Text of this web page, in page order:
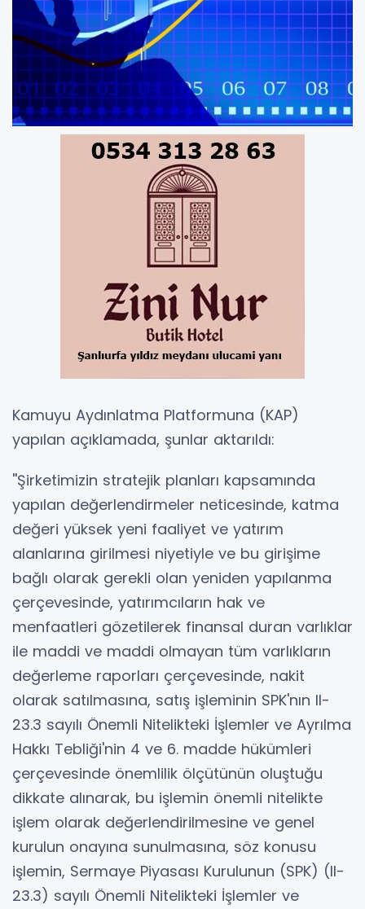
Kamuyu Aydınlatma Platformuna (KAP)
yapılan açıklamada, şunlar aktarıldı:
''Şirketimizin stratejik planları kapsamında
yapılan değerlendirmeler neticesinde, katma
değeri yüksek yeni faaliyet ve yatırım
alanlarına girilmesi niyetiyle ve bu girişime
bağlı olarak gerekli olan yeniden yapılanma
çerçevesinde, yatırımcıların hak ve
menfaatleri gözetilerek finansal duran varlıklar
ile maddi ve maddi olmayan tüm varlıkların
değerleme raporları çerçevesinde, nakit
olarak satılmasına, satış işleminin SPK'nın II-
23.3 sayılı Önemli Nitelikteki İşlemler ve Ayrılma
Hakkı Tebliği'nin 4 ve 6. madde hükümleri
çerçevesinde önemlilik ölçütünün oluştuğu
dikkate alınarak, bu işlemin önemli nitelikte
işlem olarak değerlendirilmesine ve genel
kurulun onayına sunulmasına, söz konusu
işlemin, Sermaye Piyasası Kurulunun (SPK) (II-
23.3) sayılı Önemli Nitelikteki İşlemler ve